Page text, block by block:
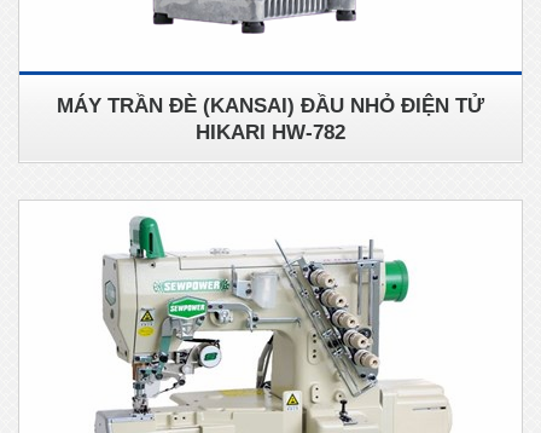
MÁY TRẦN ĐÈ (KANSAI) ĐẦU NHỎ ĐIỆN TỬ
HIKARI HW-782